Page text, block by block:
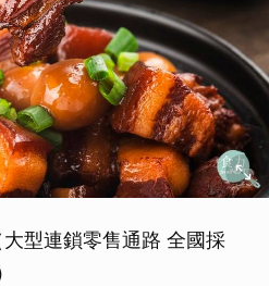
型連鎖零售通路 全國採